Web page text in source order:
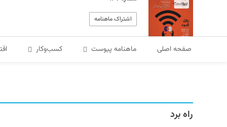
اشتراک ماهنامه
صفحه اصلی ماهنامه پیوست کسب‌و‌کار
راه برد